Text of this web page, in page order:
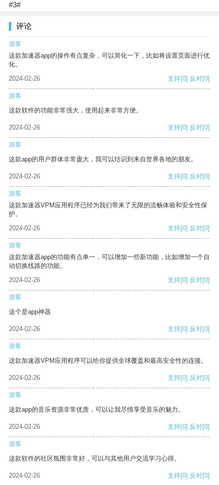
#3#
评论
游客
这款加速器app的操作有点复杂，可以简化一下，比如将设置页面进行优
化。
2024-02-26
支持[0] 反对[0]
游客
这款软件的功能非常强大，使用起来非常方便。
2024-02-26 支持[0] 反对[0]
游客
这款app的用户群体非常庞大，我可以结识到来自世界各地的朋友。
2024-02-26 支持[0] 反对[0]
游客
这款加速器VPM应用程序已经为我们带来了无限的流畅体验和安全性保
护。
2024-02-26
支持[0] 反对[0]
游客
这款加速器app的功能有点单一，可以增加一些新功能，比如增加一个自
动切换线路的功能。
2024-02-26
支持[0] 反对[0]
游客
这个是app神器
2024-02-26 支持[0] 反对[0]
游客
这款加速器VPM应用程序可以给你提供全球覆盖和最高安全性的连接。
2024-02-26 支持[0] 反对[0]
游客
这款app的音乐资源非常优质，可以让我尽情享受音乐的魅力。
2024-02-26 支持[0] 反对[0]
游客
这款软件的社区氛围非常好，可以与其他用户交流学习心得。
2024-02-26 支持[0] 反对[0]